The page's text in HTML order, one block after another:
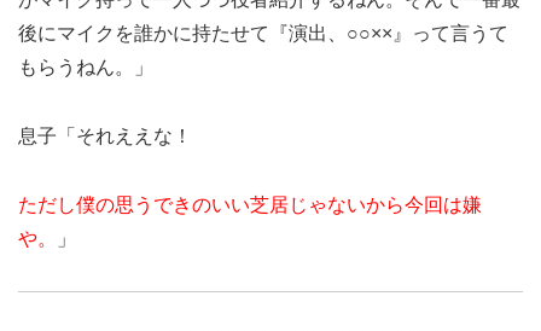
後にマイクを誰かに持たせて『演出、○○××』って言うて
もらうねん。」
息子「それええな！
ただし僕の思うできのいい芝居じゃないから今回は嫌
や。
」